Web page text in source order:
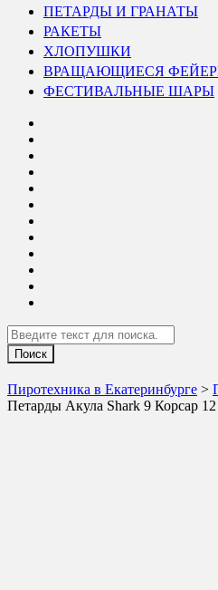
ПЕТАРДЫ И ГРАНАТЫ
РАКЕТЫ
ХЛОПУШКИ
ВРАЩАЮЩИЕСЯ
ФЕСТИВАЛЬНЫЕ ШАРЫ
Search
Пиротехника в Екатеринбурге >
Петарды Акула Shark 9 Корсар